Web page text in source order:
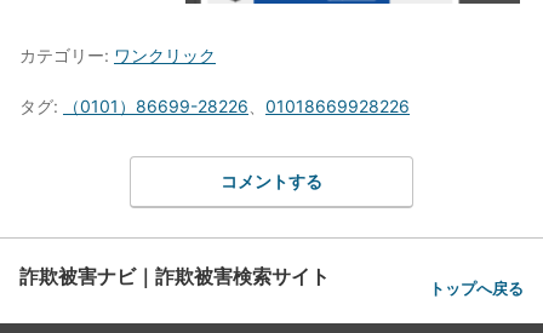
カテゴリー: ワンクリック
タグ: （0101）86699-28226 01018669928226
コメントする
詐欺被害ナビ｜詐欺被害検索サイト トップへ戻る